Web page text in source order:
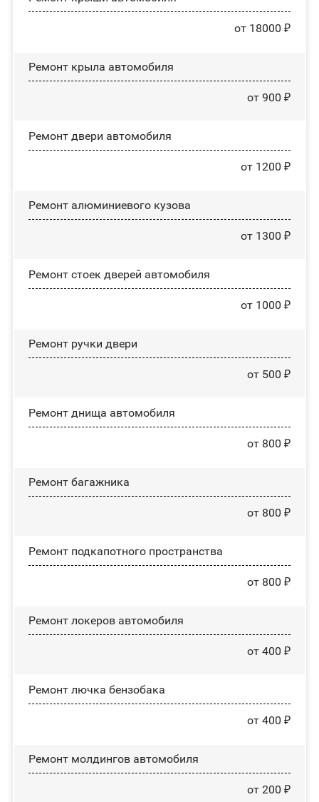
от 18000 ₽
Ремонт крыла автомобиля
от 900 ₽
Ремонт двери автомобиля
от 1200 ₽
Ремонт алюминиевого кузова
от 1300 ₽
Ремонт стоек дверей автомобиля
от 1000 ₽
Ремонт ручки двери
от 500 ₽
Ремонт днища автомобиля
от 800 ₽
Ремонт багажника
от 800 ₽
Ремонт подкапотного пространства
от 800 ₽
Ремонт лoĸepoв автомобиля
от 400 ₽
Ремонт лючка бензобака
от 400 ₽
Ремонт молдингов автомобиля
от 200 ₽